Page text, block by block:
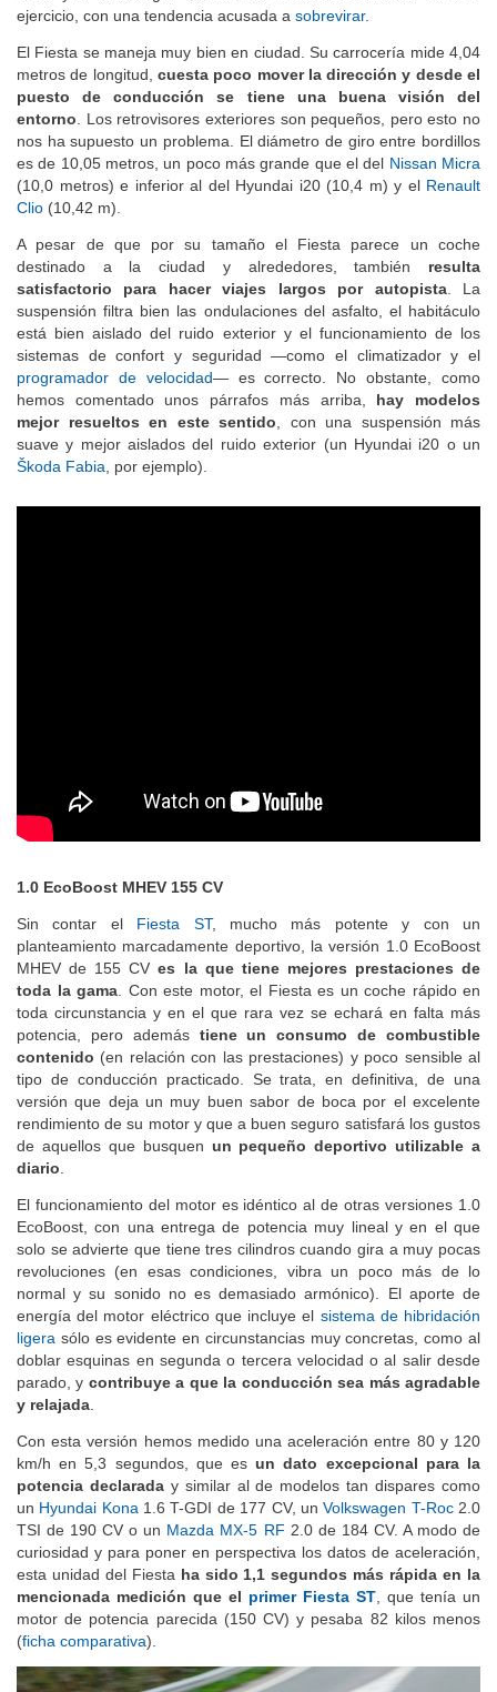
SEAT y el Volkswagen fueron más difíciles de controlar en este
El Fiesta se maneja muy bien en ciudad. Su carrocería mide 4,04
metros de longitud,cuesta poco mover la dirección y desde el
puesto de conducción se tiene una buena visión del
entorno. Los retrovisores exteriores son pequeños, pero esto no
nos ha supuesto un problema. El diámetro de giro entre bordillos
es de 10,05 metros, un poco más grande que el del Nissan Micra
(10,0 metros) e inferior al del Hyundai i20 (10,4 m) y el
A pesar de que por su tamaño el Fiesta parece un coche
destinado a la ciudad y alrededores, tambiénresulta
satisfactorio para hacer viajes largos por autopista. La
suspensión filtra bien las ondulaciones del asfalto, el habitáculo
está bien aislado del ruido exterior y el funcionamiento de los
sistemas de confort y seguridad —como el climatizador y el
programador de velocidad— es correcto. No obstante, como
hemos comentado unos párrafos más arriba,hay modelos
mejor resueltos en este sentido, con una suspensión más
suave y mejor aislados del ruido exterior (un Hyundai i20 o un
Sin contar elFiesta ST, mucho más potente y con un
planteamiento marcadamente deportivo, la versión 1.0 EcoBoost
MHEV de 155 CV es la que tiene mejores prestaciones de
toda la gama. Con este motor, el Fiesta es un coche rápido en
toda circunstancia y en el que rara vez se echará en falta más
potencia, pero ademástiene un consumo de combustible
contenido(en relación con las prestaciones) y poco sensible al
tipo de conducción practicado. Se trata, en definitiva, de una
versión que deja un muy buen sabor de boca por el excelente
rendimiento de su motor y que a buen seguro satisfará los gustos
de aquellos que busquen
El funcionamiento del motor es idéntico al de otras versiones 1.0
EcoBoost, con una entrega de potencia muy lineal y en el que
solo se advierte que tiene tres cilindros cuando gira a muy pocas
revoluciones (en esas condiciones, vibra un poco más de lo
normal y su sonido no es demasiado armónico). El aporte de
energía del motor eléctrico que incluye elsistema de hibridación
ligerasólo es evidente en circunstancias muy concretas, como al
doblar esquinas en segunda o tercera velocidad o al salir desde
parado, ycontribuye a que la conducción sea más agradable
Con esta versión hemos medido una aceleración entre 80 y 120
km/h en 5,3 segundos, que esun dato excepcional para la
potencia declaraday similar al de modelos tan dispares como
unHyundai Kona 1.6 T-GDI de 177 CV, unVolkswagen T-Roc2.0
TSI de 190 CV o unMazda MX-5 RF2.0 de 184 CV. A modo de
curiosidad y para poner en perspectiva los datos de aceleración,
esta unidad del Fiestaha sido 1,1 segundos más rápida en la
mencionada medición que elprimer Fiesta ST, que tenía un
motor de potencia parecida (150 CV) y pesaba 82 kilos menos